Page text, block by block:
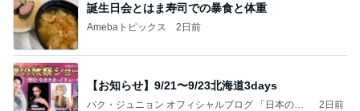
誕生日会とはま寿司での暴食と体重
Amebaトピックス 2日前
【お知らせ】9/21〜9/23北海道3days
パク・ジュニョン オフィシャルブログ 「日本の
2日前